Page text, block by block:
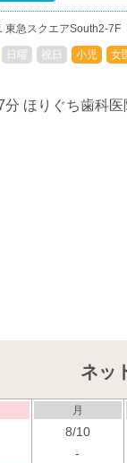
急スクエアSouth2-7F
日曜 祝日 小児 女
ネッ
月
8/10
-